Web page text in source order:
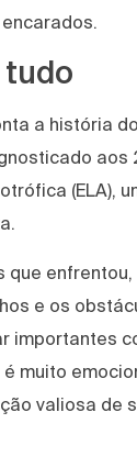
tudo
a história
aos
(ELA),
enfrentou,
e os
importantes
muito
valiosa de